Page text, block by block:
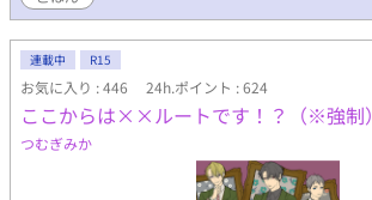
連載中 R15
お気に入り : 446 24h.ポイント : 624
ここからは××ルートです！？（※強制）
つむぎみか